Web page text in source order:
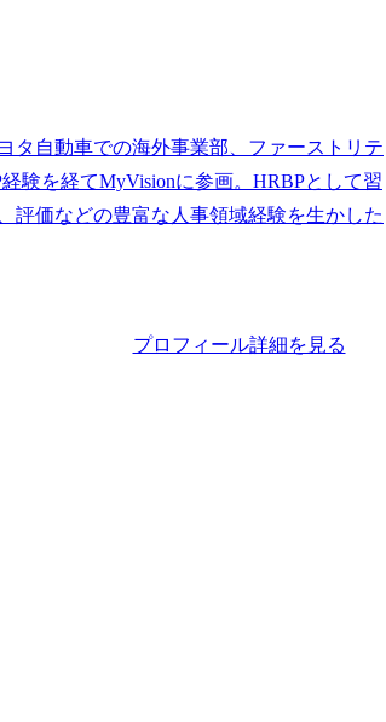
タ自動車での海外事業部、ファーストリテ
験を経てMyVisionに参画。HRBPとして習
評価などの豊富な人事領域経験を生かした
プロフィール詳細を見る